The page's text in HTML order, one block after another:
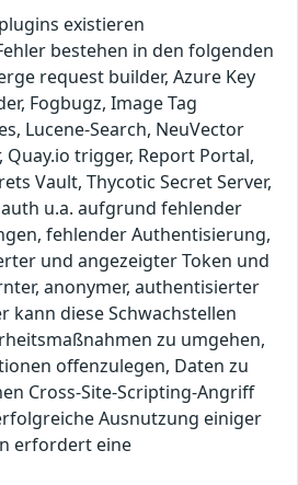
existieren
bestehen in den folgenden
request builder, Azure Key
Fogbugz, Image Tag
Lucene-Search, NeuVector
Quay.io trigger, Report Portal,
Vault, Thycotic Secret Server,
u.a. aufgrund fehlender
fehlender Authentisierung,
und angezeigter Token und
anonymer, authentisierter
kann diese Schwachstellen
zu umgehen,
offenzulegen, Daten zu
Cross-Site-Scripting-Angriff
Ausnutzung einiger
erfordert eine